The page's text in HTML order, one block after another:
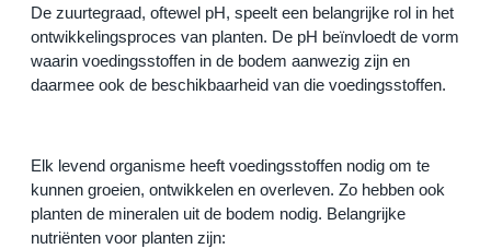
De zuurtegraad, oftewel pH, speelt een belangrijke rol in het
ontwikkelingsproces van planten. De pH beïnvloedt de vorm
waarin voedingsstoffen in de bodem aanwezig zijn en
daarmee ook de beschikbaarheid van die voedingsstoffen.
Elk levend organisme heeft voedingsstoffen nodig om te
kunnen groeien, ontwikkelen en overleven. Zo hebben ook
planten de mineralen uit de bodem nodig. Belangrijke
nutriënten voor planten zijn: